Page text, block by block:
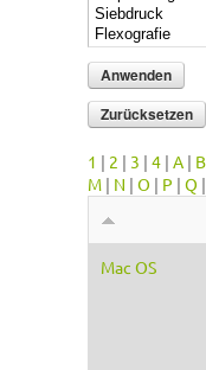
1 | 2 | 3 | 4 | A | B
M | N | O | P | Q |
Mac OS